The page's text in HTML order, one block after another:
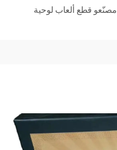
مصنّعو قطع ألعاب لوحية